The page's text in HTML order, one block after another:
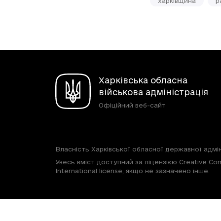
Харківська обласна
військова адміністрація
Офіційний веб-сайт
Власність Харківської обласної державної
Увесь вміст доступний за ліцензією Creative
International license, якщо не зазначено інше.